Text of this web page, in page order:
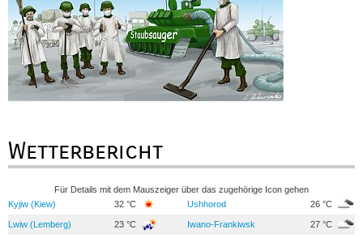
Wetterbericht
Für Details mit dem Mauszeiger über das zugehörige Icon gehen
Kyjiw (Kiew)
32 °C Ushhorod 26 °C
Lwiw (Lemberg) 23 °C Iwano-Frankiwsk 27 °C